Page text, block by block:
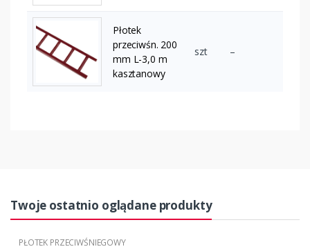
Płotek
przeciwśn. 200
mm L-3,0 m
kasztanowy
szt –
Twoje ostatnio oglądane produkty
PŁOTEK PRZECIWŚNIEGOWY